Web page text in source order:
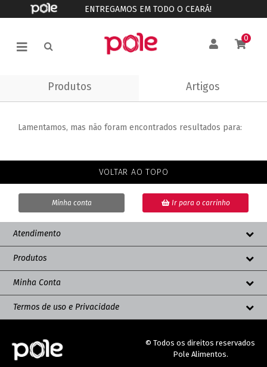
ENTREGAMOS EM TODO O CEARÁ!
0
Produtos Artigos
Lamentamos, mas não foram encontrados resultados para:
VOLTAR AO TOPO
Minha conta Ir para o carrinho
Atendimento
Produtos
Minha Conta
Termos de uso e Privacidade
© Todos os direitos reservados
Pole Alimentos.